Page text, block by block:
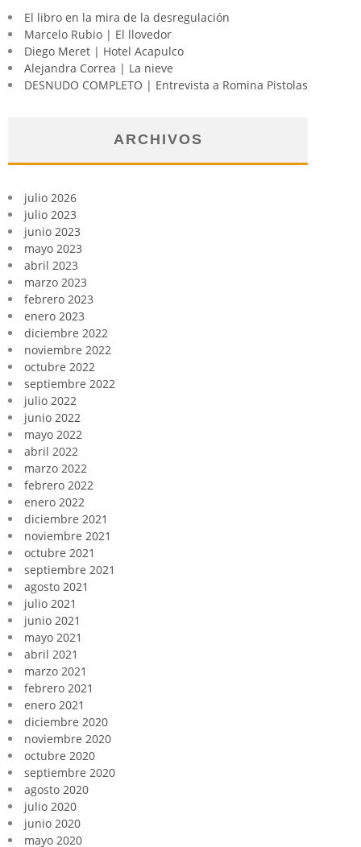
El libro en la mira de la desregulación
Marcelo Rubio | El llovedor
Diego Meret | Hotel Acapulco
Alejandra Correa | La nieve
DESNUDO COMPLETO | Entrevista a Romina Pistolas
ARCHIVOS
julio 2026
julio 2023
junio 2023
mayo 2023
abril 2023
marzo 2023
febrero 2023
enero 2023
diciembre 2022
noviembre 2022
octubre 2022
septiembre 2022
julio 2022
junio 2022
mayo 2022
abril 2022
marzo 2022
febrero 2022
enero 2022
diciembre 2021
noviembre 2021
octubre 2021
septiembre 2021
agosto 2021
julio 2021
junio 2021
mayo 2021
abril 2021
marzo 2021
febrero 2021
enero 2021
diciembre 2020
noviembre 2020
octubre 2020
septiembre 2020
agosto 2020
julio 2020
junio 2020
mayo 2020